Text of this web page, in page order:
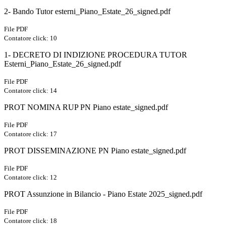
2- Bando Tutor esterni_Piano_Estate_26_signed.pdf
File PDF
Contatore click: 10
1- DECRETO DI INDIZIONE PROCEDURA TUTOR
Esterni_Piano_Estate_26_signed.pdf
File PDF
Contatore click: 14
PROT NOMINA RUP PN Piano estate_signed.pdf
File PDF
Contatore click: 17
PROT DISSEMINAZIONE PN Piano estate_signed.pdf
File PDF
Contatore click: 12
PROT Assunzione in Bilancio - Piano Estate 2025_signed.pdf
File PDF
Contatore click: 18